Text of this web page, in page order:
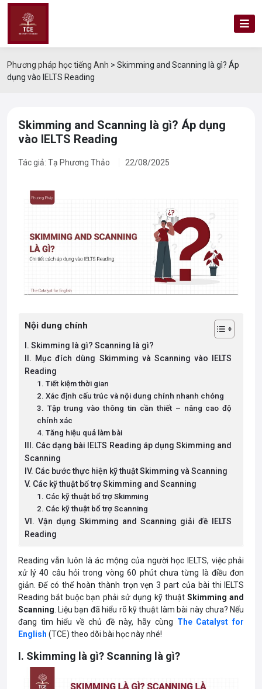
Phương pháp học tiếng Anh > Skimming and Scanning là gì? Áp
dụng vào IELTS Reading
Skimming and Scanning là gì? Áp dụng
vào IELTS Reading
Tác giả: Tạ Phương Thảo 22/08/2025
Nội dung chính
I. Skimming là gì? Scanning là gì?
II. Mục đích dùng Skimming và Scanning vào IELTS
Reading
1. Tiết kiệm thời gian
2. Xác định cấu trúc và nội dung chính nhanh chóng
3. Tập trung vào thông tin cần thiết – nâng cao độ
chính xác
4. Tăng hiệu quả làm bài
III. Các dạng bài IELTS Reading áp dụng Skimming and
Scanning
IV. Các bước thực hiện kỹ thuật Skimming và Scanning
V. Các kỹ thuật bổ trợ Skimming and Scanning
1. Các kỹ thuật bổ trợ Skimming
2. Các kỹ thuật bổ trợ Scanning
VI. Vận dụng Skimming and Scanning giải đề IELTS
Reading
Reading vẫn luôn là ác mộng của người học IELTS, việc phải
xử lý 40 câu hỏi trong vòng 60 phút chưa từng là điều đơn
giản. Để có thể hoàn thành trọn vẹn 3 part của bài thi IELTS
Reading bắt buộc bạn phải sử dụng kỹ thuậtSkimming and
Scanning . Liệu bạn đã hiểu rõ kỹ thuật làm bài này chưa? Nếu
đang tìm hiểu về chủ đề này, hãy cùng The Catalyst for
English (TCE) theo dõi bài học này nhé!
I. Skimming là gì? Scanning là gì?